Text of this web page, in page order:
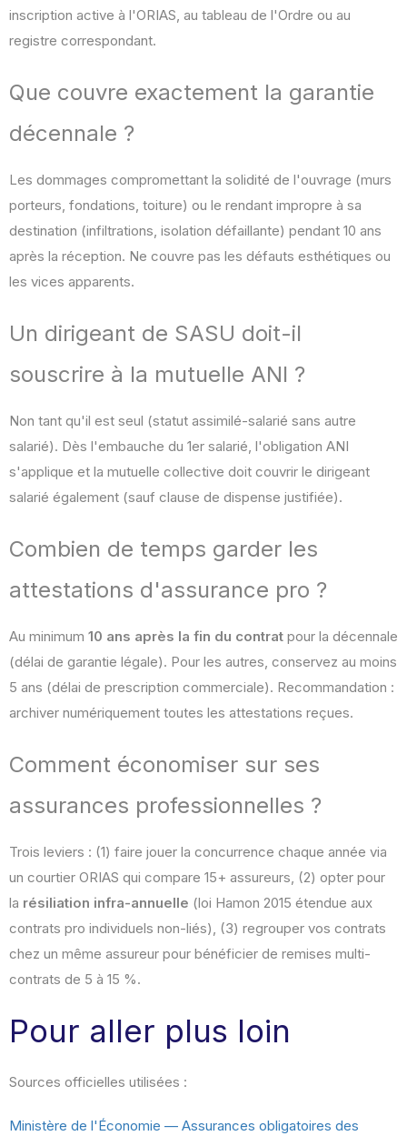
inscription active à l'ORIAS, au tableau de l'Ordre ou au
registre correspondant.
Que couvre exactement la garantie
décennale ?
Les dommages compromettant la solidité de l'ouvrage (murs
porteurs, fondations, toiture) ou le rendant impropre à sa
destination (infiltrations, isolation défaillante) pendant 10 ans
après la réception. Ne couvre pas les défauts esthétiques ou
les vices apparents.
Un dirigeant de SASU doit-il
souscrire à la mutuelle ANI ?
Non tant qu'il est seul (statut assimilé-salarié sans autre
salarié). Dès l'embauche du 1er salarié, l'obligation ANI
s'applique et la mutuelle collective doit couvrir le dirigeant
salarié également (sauf clause de dispense justifiée).
Combien de temps garder les
attestations d'assurance pro ?
Au minimum 10 ans après la fin du contrat pour la décennale
(délai de garantie légale). Pour les autres, conservez au moins
5 ans (délai de prescription commerciale). Recommandation :
archiver numériquement toutes les attestations reçues.
Comment économiser sur ses
assurances professionnelles ?
Trois leviers : (1) faire jouer la concurrence chaque année via
un courtier ORIAS qui compare 15+ assureurs, (2) opter pour
la résiliation infra-annuelle (loi Hamon 2015 étendue aux
contrats pro individuels non-liés), (3) regrouper vos contrats
chez un même assureur pour bénéficier de remises multi-
contrats de 5 à 15 %.
Pour aller plus loin
Sources officielles utilisées :
Ministère de l'Économie — Assurances obligatoires des